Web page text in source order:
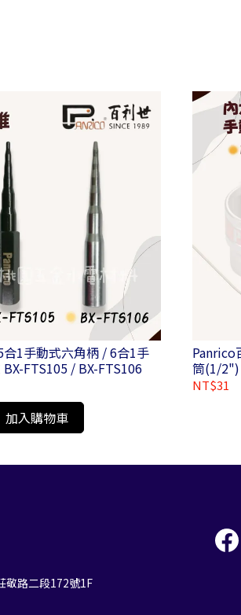
1手動式六角柄 / 6合1手
FTS105 / BX-FTS106
加入購物車
Panrico
筒(1/
NT$31
敬路二段172號1F